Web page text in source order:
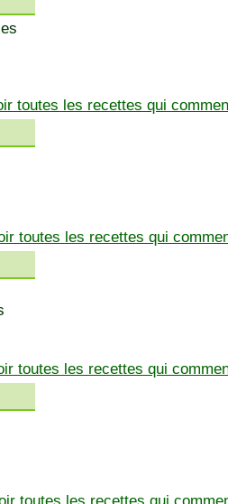
toutes les recettes qui
toutes les recettes qui
toutes les recettes qui